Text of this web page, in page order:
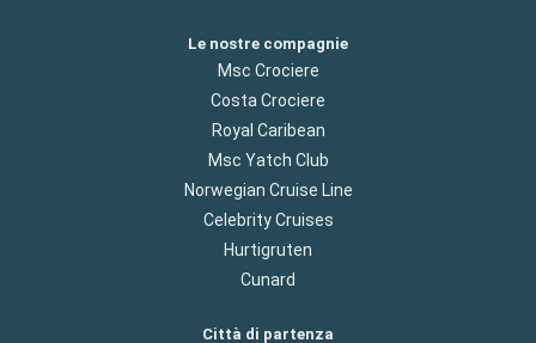
Le nostre compagnie
Msc Crociere
Costa Crociere
Royal Caribean
Msc Yatch Club
Norwegian Cruise Line
Celebrity Cruises
Hurtigruten
Cunard
Città di partenza